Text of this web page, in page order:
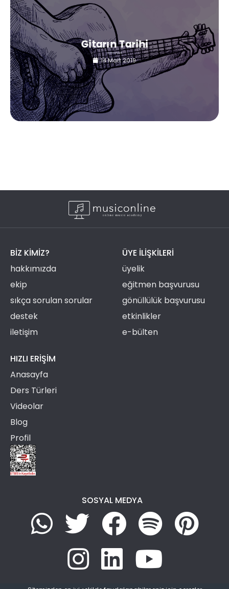
Gitarın Tarihi
14 Mart 2019
BIZ KIMIZ?
hakkımızda
ekip
sıkça sorulan sorular
destek
iletişim
ÜYE ILIŞKILERI
üyelik
eğitmen başvurusu
gönüllülük başvurusu
etkinlikler
e-bülten
HIZLI ERIŞIM
Anasayfa
Ders Türleri
Videolar
Blog
Profil
SOSYAL MEDYA